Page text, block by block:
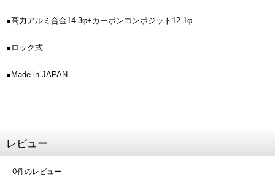
●高力アルミ合金14.3φ+カーボンコンポジット12.1φ
●ロック式
●Made in JAPAN
レビュー
0件のレビュー